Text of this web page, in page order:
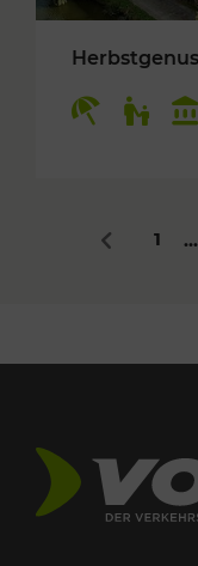
Zurück
1 ...